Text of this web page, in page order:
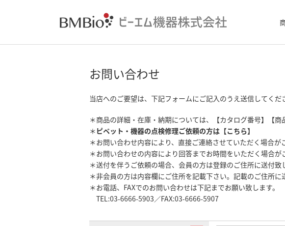
お問い合わせ
当店へのご要望は、下記フォームにご記入のうえ送信してくだ
＊商品の詳細・在庫・納期については、【カタログ番号】【商
＊ ピペット・機器の点検修理ご依頼の方は【こちら】
＊お問い合わせ内容により、直接ご連絡させていただく場合が
＊お問い合わせの内容により回答までお時間をいただく場合が
＊送付を伴うご依頼の場合、会員の方は登録のご住所に送付致
＊非会員の方は内容欄にご住所を記載下さい。記載のご住所に
＊お電話、FAXでのお問い合わせは下記までお願い致します。
TEL:03-6666-5903／FAX:03-6666-5907